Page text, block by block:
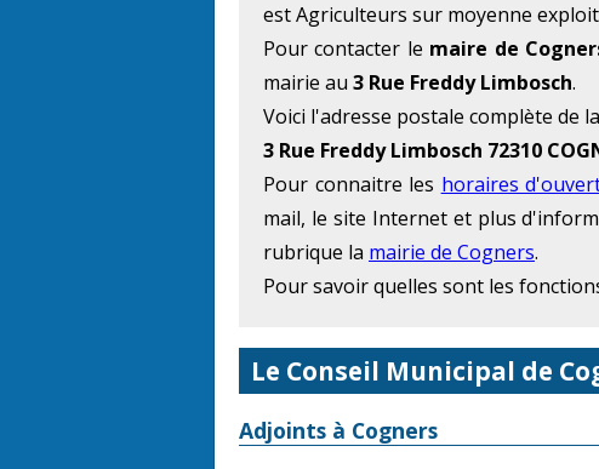
est Agriculteurs sur moyenne
Pour contacter le maire de
mairie au 3 Rue Freddy Limbosch.
Voici l'adresse postale complète de
3 Rue Freddy Limbosch 72310
Pour connaitre les horaires
mail, le site Internet et plus
rubrique la mairie de Cogners.
Pour savoir quelles sont les
Le Conseil Municipal de
Adjoints à Cogners